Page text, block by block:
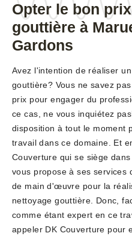
Opter le bon
gouttière à
Gardons
Avez l'intention de réaliser
gouttière? Vous ne savez
prix pour engager du
ce cas, ne vous inquiétez
disposition à tout le moment
travail dans ce domaine. Et
Couverture qui se siège
vous propose à ses services
de main d'œuvre pour la
nettoyage gouttière. Donc,
comme étant expert en ce
appeler DK Couverture pour